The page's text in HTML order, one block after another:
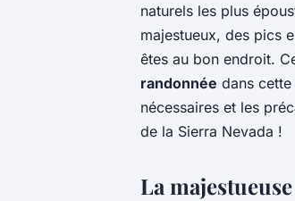
naturels les plus
majestueux, des pics
êtes au bon endroit.
randonnée dans
nécessaires et les
de la Sierra Nevada !
La